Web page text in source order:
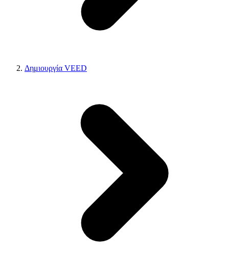
Δημιουργία VEED